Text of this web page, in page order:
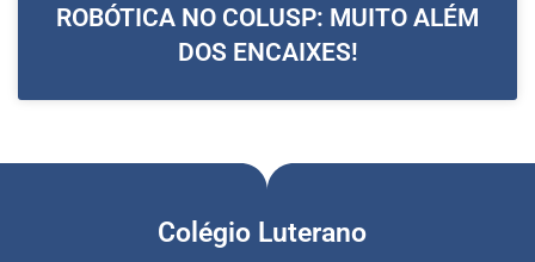
ROBÓTICA NO COLUSP: MUITO ALÉM
DOS ENCAIXES!
Colégio Luterano